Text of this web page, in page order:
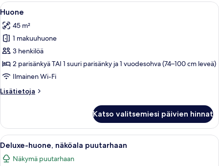
Avaa
kaikki
huonetyypin
Huone
kuvat
7
Huone
45 m²
1 makuuhuone
3 henkilöä
2 parisänkyä TAI 1 suuri parisänky ja 1 vuodesohva (74–100 cm leveä)
Ilmainen Wi-Fi
Lisätietoja
Lisätietoja
Katso valitsemiesi päivien hinnat
Avaa
kaikki
huonetyypin
Hotellihuone, jossa on suuri sänky,
4
Deluxe-huone, näköala puutarhaan
Näkymä puutarhaan